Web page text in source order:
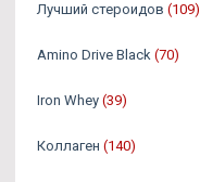
Лучший стероидов (109)
Amino Drive Black (70)
Iron Whey (39)
Коллаген (140)